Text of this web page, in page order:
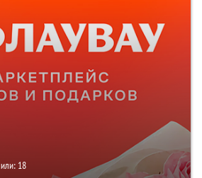
18